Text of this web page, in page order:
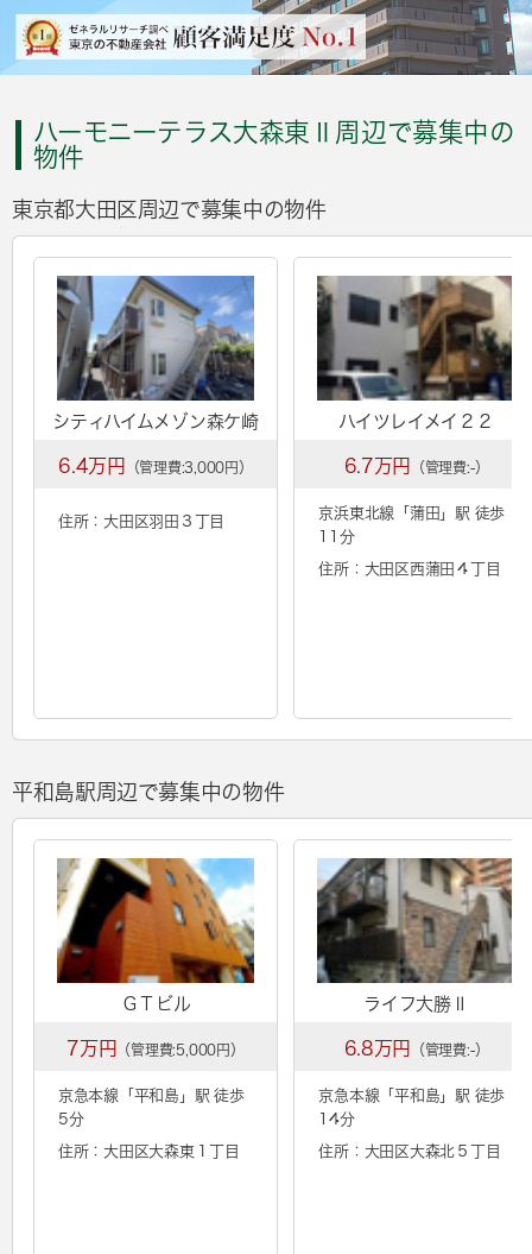
ハーモニーテラス大森東Ⅱ周辺で募集中の
物件
東京都大田区周辺で募集中の物件
シティハイムメゾン森ケ崎
6.4万円 （管理費:3,000円）
住所：大田区羽田３丁目
ハイツレイメイ２２
6.7万円 （管理費:-）
京浜東北線「 蒲田 」駅 徒歩
11分
住所：大田区西蒲田４丁目
平和島駅周辺で募集中の物件
ＧＴビル
7万円 （管理費:5,000円）
京急本線「 平和島 」駅 徒歩
5分
住所：大田区大森東１丁目
ライフ大勝Ⅱ
6.8万円 （管理費:-）
京急本線「平和島 」駅 徒歩
14分
住所：大田区大森北５丁目